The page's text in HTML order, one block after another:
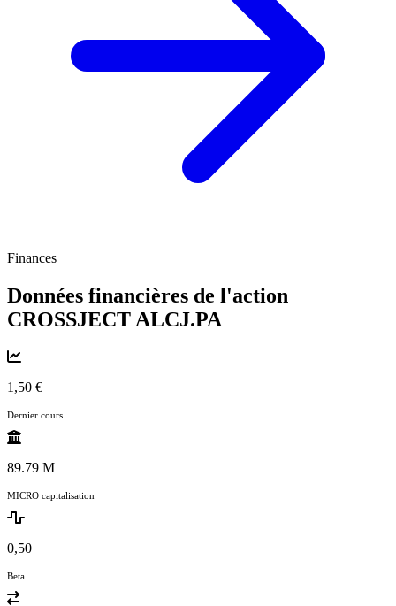
Finances
Données financières de l'action
CROSSJECT ALCJ.PA
1,50 €
Dernier cours
89.79 M
MICRO capitalisation
0,50
Beta